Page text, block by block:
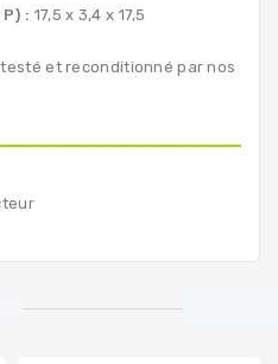
: 17,5 x 3,4 x 17,5
et reconditionné par nos